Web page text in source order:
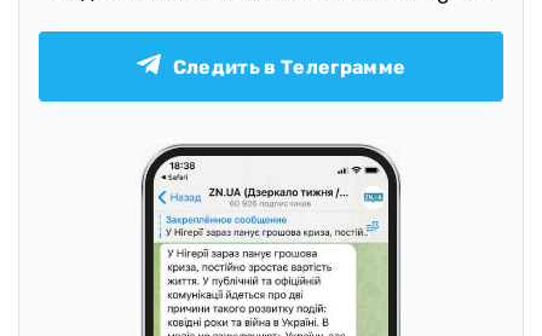
Следить в Телеграмме